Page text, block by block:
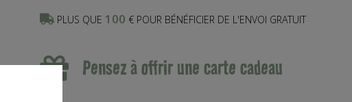
PLUS QUE 100 € POUR BÉNÉFICIER DE L'ENVOI GRATUIT
Pensez à offrir une carte cadeau